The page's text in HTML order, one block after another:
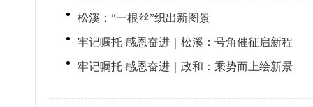
松溪：“一根丝”织出新图景
牢记嘱托 感恩奋进｜松溪：号角催征启新程
牢记嘱托 感恩奋进｜政和：乘势而上绘新景